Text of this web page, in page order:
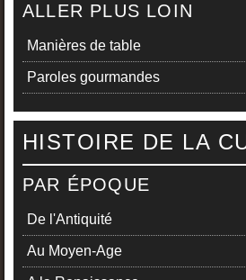
ALLER PLUS LOIN
Manières de table
Paroles gourmandes
HISTOIRE DE LA
PAR ÉPOQUE
De l'Antiquité
Au Moyen-Age